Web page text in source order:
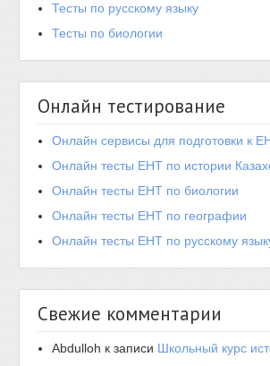
Тесты по русскому языку
Тесты по биологии
Онлайн тестирование
Онлайн сервисы для подготовки к
Онлайн тесты ЕНТ по истории
Онлайн тесты ЕНТ по биологии
Онлайн тесты ЕНТ по географии
Онлайн тесты ЕНТ по русскому
Свежие комментарии
Abdulloh к записи Школьный курс